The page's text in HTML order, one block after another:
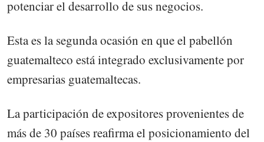
potenciar el desarrollo de sus negocios.
Esta es la segunda ocasión en que el pabellón
guatemalteco está integrado exclusivamente por
empresarias guatemaltecas.
La participación de expositores provenientes de
más de 30 países reafirma el posicionamiento del